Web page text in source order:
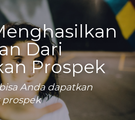
Dari
Prospek
Anda dapatkan